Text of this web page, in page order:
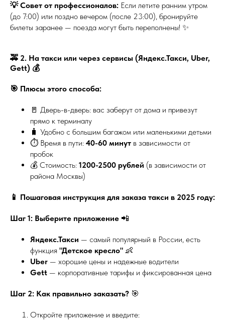
💡 Совет от профессионалов: Если летите ранним утром
(до 7:00) или поздно вечером (после 23:00), бронируйте
билеты заранее — поезда могут быть переполнены! ✨
🚕 2. На такси или через сервисы (Яндекс.Такси, Uber,
Gett) 💰
🎯 Плюсы этого способа:
🚪 Дверь-в-дверь: вас заберут от дома и привезут
прямо к терминалу
🧳 Удобно с большим багажом или маленькими детьми
⏱️ Время в пути: 40-60 минут в зависимости от
пробок
💰 Стоимость: 1200-2500 рублей (в зависимости от
района Москвы)
📱 Пошаговая инструкция для заказа такси в 2025 году:
Шаг 1: Выберите приложение 📲
Яндекс.Такси — самый популярный в России, есть
функция "Детское кресло" 👶
Uber — хорошие цены и надежные водители
Gett — корпоративные тарифы и фиксированная цена
Шаг 2: Как правильно заказать? 🎯
Откройте приложение и введите: